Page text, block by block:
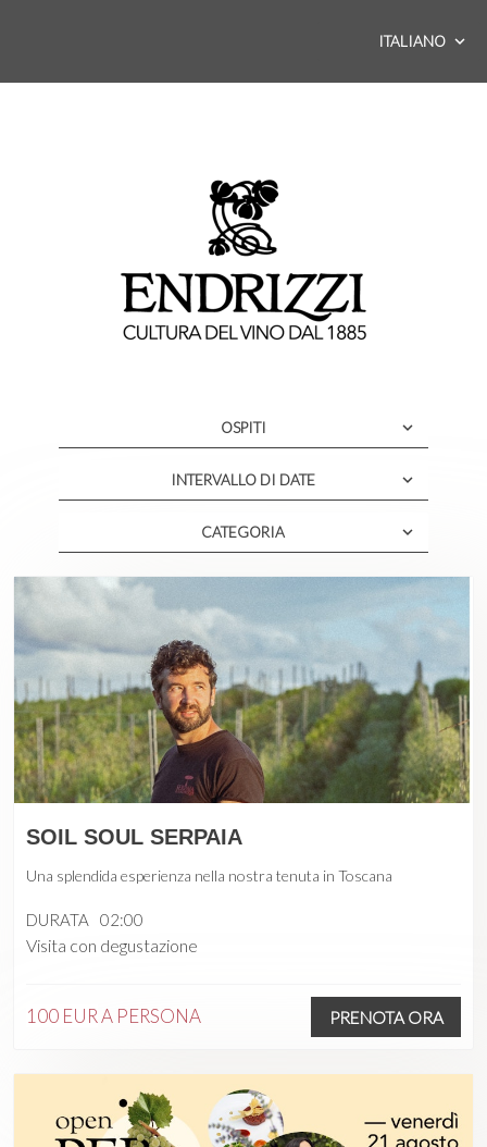
ITALIANO
OSPITI
INTERVALLO DI DATE
CATEGORIA
SOIL SOUL SERPAIA
Visita con degustazione
Una splendida esperienza nella nostra tenuta in Toscana
DURATA 02:00
100 EURA PERSONA PRENOTA ORA